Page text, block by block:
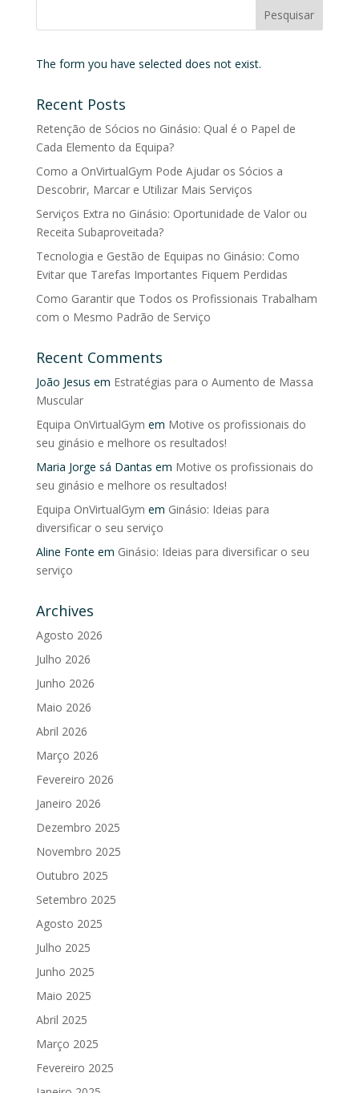
The form you have selected does not exist.
Recent Posts
Retenção de Sócios no Ginásio: Qual é o Papel de
Cada Elemento da Equipa?
Como a OnVirtualGym Pode Ajudar os Sócios a
Descobrir, Marcar e Utilizar Mais Serviços
Serviços Extra no Ginásio: Oportunidade de Valor ou
Receita Subaproveitada?
Tecnologia e Gestão de Equipas no Ginásio: Como
Evitar que Tarefas Importantes Fiquem Perdidas
Como Garantir que Todos os Profissionais Trabalham
com o Mesmo Padrão de Serviço
Recent Comments
João Jesus em Estratégias para o Aumento de Massa
Muscular
Equipa OnVirtualGym em Motive os profissionais do
seu ginásio e melhore os resultados!
Maria Jorge sá Dantas em Motive os profissionais do
seu ginásio e melhore os resultados!
Equipa OnVirtualGym em Ginásio: Ideias para
diversificar o seu serviço
Aline Fonte em Ginásio: Ideias para diversificar o seu
serviço
Archives
Agosto 2026
Julho 2026
Junho 2026
Maio 2026
Abril 2026
Março 2026
Fevereiro 2026
Janeiro 2026
Dezembro 2025
Novembro 2025
Outubro 2025
Setembro 2025
Agosto 2025
Julho 2025
Junho 2025
Maio 2025
Abril 2025
Março 2025
Fevereiro 2025